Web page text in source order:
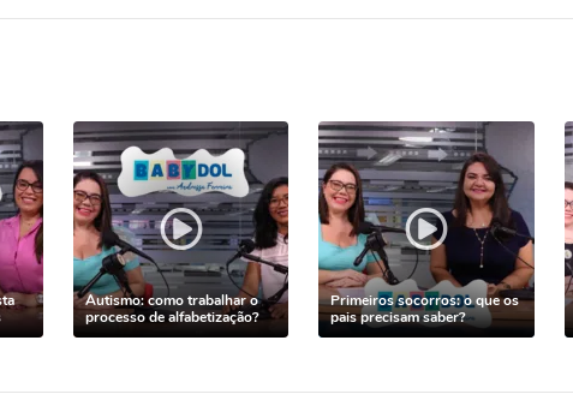
Autismo: como trabalhar o
processo de alfabetização?
Primeiros socorros: o que os
pais precisam saber?